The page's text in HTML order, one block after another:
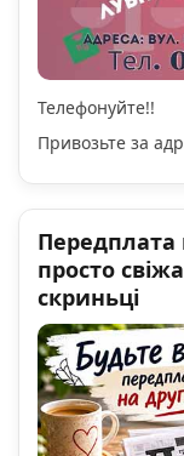
Телефонуйте!!
Привозьте за
Передплата
просто
скриньці